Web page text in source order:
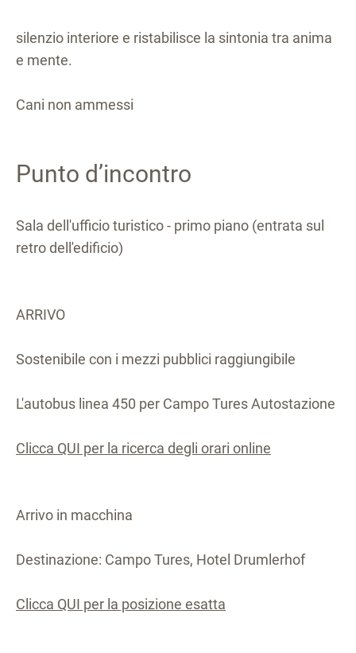
silenzio interiore e ristabilisce la sintonia tra anima
e mente.
Cani non ammessi
Punto d’incontro
Sala dell'ufficio turistico - primo piano (entrata sul
retro dell'edificio)
ARRIVO
Sostenibile con i mezzi pubblici raggiungibile
L'autobus linea 450 per Campo Tures Autostazione
Clicca QUI per la ricerca degli orari online
Arrivo in macchina
Destinazione: Campo Tures, Hotel Drumlerhof
Clicca QUI per la posizione esatta